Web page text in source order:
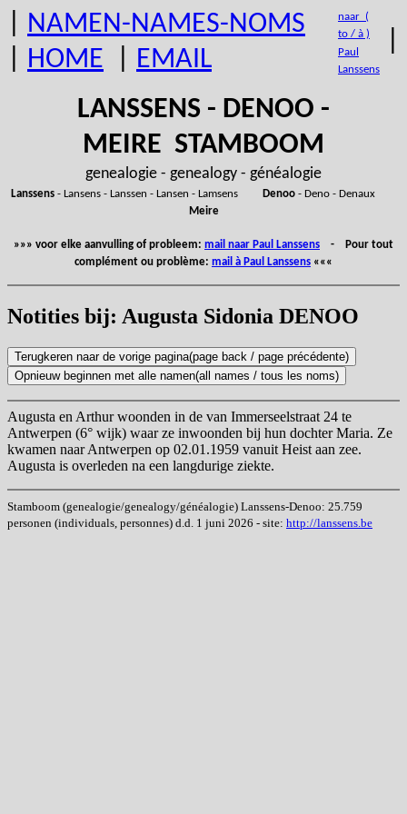
NAMEN-NAMES-NOMS
HOME EMAIL
naar (
to / à )
Paul
Lanssens
LANSSENS - DENOO -
MEIRE STAMBOOM
genealogie - genealogy - généalogie
Lanssens- Lansens - Lanssen - Lansen - Lamsens Denoo- Deno - Denaux
Meire
»»» voor elke aanvulling of probleem: mail naar Paul Lanssens - Pour tout
complément ou problème: mail à Paul Lanssens «««
Notities bij: Augusta Sidonia DENOO
Augusta en Arthur woonden in de van Immerseelstraat 24 te
Antwerpen (6° wijk) waar ze inwoonden bij hun dochter Maria. Ze
kwamen naar Antwerpen op 02.01.1959 vanuit Heist aan zee.
Augusta is overleden na een langdurige ziekte.
Stamboom (genealogie/genealogy/généalogie) Lanssens-Denoo: 25.759
personen (individuals, personnes) d.d. 1 juni 2026 - site: http://lanssens.be